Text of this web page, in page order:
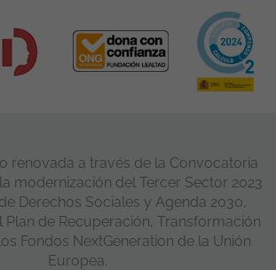
renovada a través de la Convocatoria
modernización del Tercer Sector 2023
Derechos Sociales y Agenda 2030,
Plan de Recuperación, Transformación
Fondos NextGeneration de la Unión
Europea.